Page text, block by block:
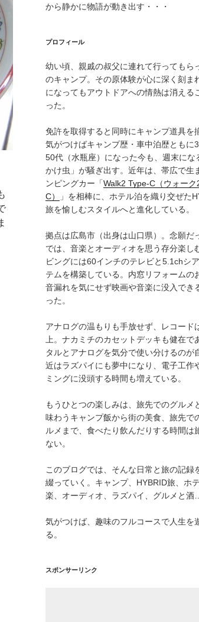
から静かに物語が動き出す・・・
プロフィール
幼い頃、親戚の叔父に連れて行ってもら
のキャンプ。その原体験が心に深く刻ま
になってもアウトドアへの情熱は消える
った。
免許を取得すると同時にキャンプ道具を
気がつけばキャンプ歴・車中泊歴ともに
50代（水瓶座）になった今も、週末にな
かけ虫」が騒ぎ出す。近年は、帯広で生
ンピングカー「Walk2 Type‑C（ウォー
C）
」を相棒に、ホテル泊を織り交ぜた
旅を愉しむスタイルへと進化している。
拠点は広島市（出身は山口県）。念願だ
では、音楽とオーディオを思う存分楽し
ビングには60インチのテレビと5.1chシ
テムを構築している。内窓リフォームの
音漏れを気にせず映画や音楽に没入でき
った。
アナログの温もりも手放せず、レコード
上。ナカミチのカセットデッキも健在で
タルとアナログを気分で使い分けるのが
近はラズパイにも夢中になり、電子工作
ミングに没頭する時間も増えている。
もうひとつの楽しみは、旅先でのグルメ
味わうキャンプ飯から街の美食、旅先で
ルメまで、食べたり飲んだりする時間は
ない。
このブログでは、そんな日常と旅の記録
綴っていく。キャンプ、HYBRID旅、ホ
楽、オーディオ、ラズパイ、グルメと酒
気がつけば、趣味のフルコースで人生を
る。
スポンサーリンク